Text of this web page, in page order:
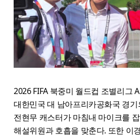
2026 FIFA 북중미 월드컵 조별리그
대한민국 대 남아프리카공화국 경기
전현무 캐스터가 마침내 마이크를
해설위원과 호흡을 맞춘다. 또한 이